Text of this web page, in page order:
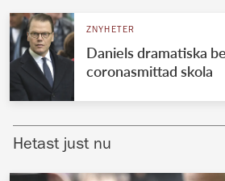
UTLÄNDSKT
VÄRLDENS
Brittiska
ZNYHETER
Daniels dramatiska
coronasmittad skola
Hetast just nu